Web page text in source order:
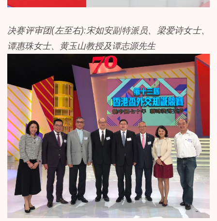
决赛评审团(左至右):宋如安副特派员、梁爱诗女士、
谭惠珠女士、黄玉山教授及谭志源先生